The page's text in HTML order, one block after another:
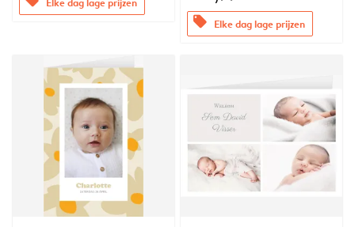
offers Elke dag lage prijzen